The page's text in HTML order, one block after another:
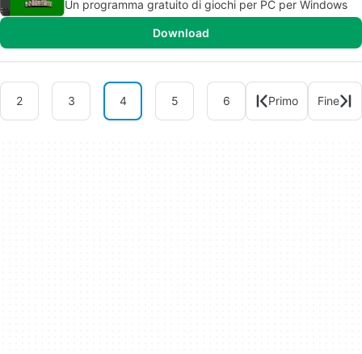
Un programma gratuito di giochi per PC per Windows
Download
2 3 4 5 6 Primo Fine